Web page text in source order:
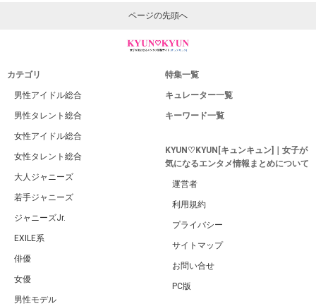
ページの先頭へ
カテゴリ
男性アイドル総合
男性タレント総合
女性アイドル総合
女性タレント総合
大人ジャニーズ
若手ジャニーズ
ジャニーズJr.
EXILE系
俳優
女優
男性モデル
特集一覧
キュレーター一覧
キーワード一覧
KYUN♡KYUN[キュンキュン]｜女子が
気になるエンタメ情報まとめについて
運営者
利用規約
プライバシー
サイトマップ
お問い合せ
PC版